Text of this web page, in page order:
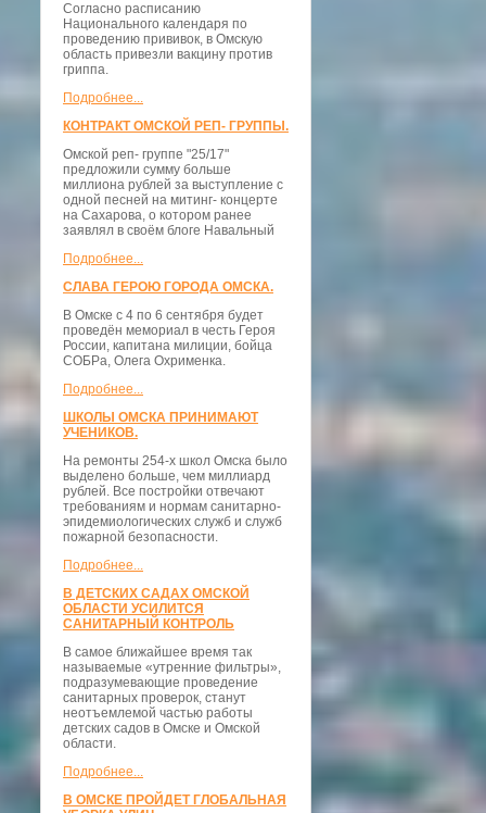
Согласно расписанию
Национального календаря по
проведению прививок, в Омскую
область привезли вакцину против
гриппа.
Подробнее...
КОНТРАКТ ОМСКОЙ РЕП- ГРУППЫ.
Омской реп- группе "25/17"
предложили сумму больше
миллиона рублей за выступление с
одной песней на митинг- концерте
на Сахарова, о котором ранее
заявлял в своём блоге Навальный
Подробнее...
СЛАВА ГЕРОЮ ГОРОДА ОМСКА.
В Омске с 4 по 6 сентября будет
проведён мемориал в честь Героя
России, капитана милиции, бойца
СОБРа, Олега Охрименка.
Подробнее...
ШКОЛЫ ОМСКА ПРИНИМАЮТ
УЧЕНИКОВ.
На ремонты 254-х школ Омска было
выделено больше, чем миллиард
рублей. Все постройки отвечают
требованиям и нормам санитарно-
эпидемиологических служб и служб
пожарной безопасности.
Подробнее...
В ДЕТСКИХ САДАХ ОМСКОЙ
ОБЛАСТИ УСИЛИТСЯ
САНИТАРНЫЙ КОНТРОЛЬ
В самое ближайшее время так
называемые «утренние фильтры»,
подразумевающие проведение
санитарных проверок, станут
неотъемлемой частью работы
детских садов в Омске и Омской
области.
Подробнее...
В ОМСКЕ ПРОЙДЕТ ГЛОБАЛЬНАЯ